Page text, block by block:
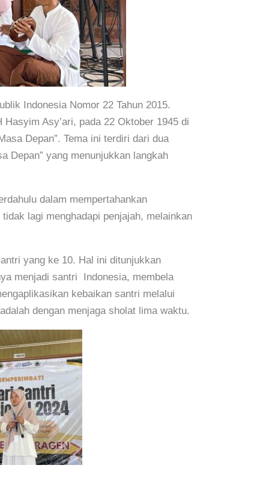
Indonesia Nomor 22 Tahun 2015.
Asy’ari, pada 22 Oktober 1945 di
Depan”. Tema ini terdiri dari dua
Depan” yang menunjukkan langkah
dalam mempertahankan
lagi menghadapi penjajah, melainkan
yang ke 10. Hal ini ditunjukkan
menjadi santri Indonesia, membela
kebaikan santri melalui
dengan menjaga sholat lima waktu.